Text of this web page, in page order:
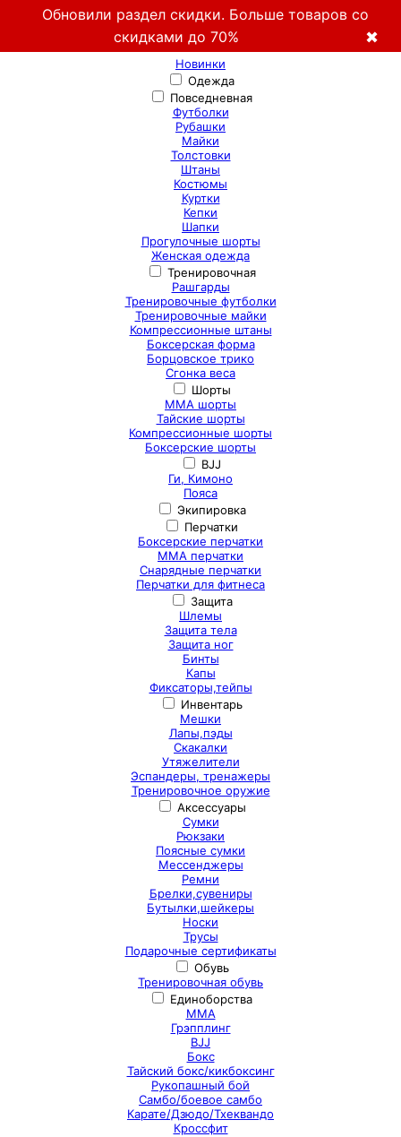
Обновили раздел скидки. Больше товаров со
скидками до 70%
✖
Новинки
Одежда
Повседневная
Футболки
Рубашки
Майки
Толстовки
Штаны
Костюмы
Куртки
Кепки
Шапки
Прогулочные шорты
Женская одежда
Тренировочная
Рашгарды
Тренировочные футболки
Тренировочные майки
Компрессионные штаны
Боксерская форма
Борцовское трико
Сгонка веса
Шорты
ММА шорты
Тайские шорты
Компрессионные шорты
Боксерские шорты
BJJ
Ги, Кимоно
Пояса
Экипировка
Перчатки
Боксерские перчатки
ММА перчатки
Снарядные перчатки
Перчатки для фитнеса
Защита
Шлемы
Защита тела
Защита ног
Бинты
Капы
Фиксаторы,тейпы
Инвентарь
Мешки
Лапы,пэды
Скакалки
Утяжелители
Эспандеры, тренажеры
Тренировочное оружие
Аксессуары
Сумки
Рюкзаки
Поясные сумки
Мессенджеры
Ремни
Брелки,сувениры
Бутылки,шейкеры
Носки
Трусы
Подарочные сертификаты
Обувь
Тренировочная обувь
Единоборства
ММА
Грэпплинг
BJJ
Бокс
Тайский бокс/кикбоксинг
Рукопашный бой
Самбо/боевое самбо
Карате/Дзюдо/Тхеквандо
Кроссфит